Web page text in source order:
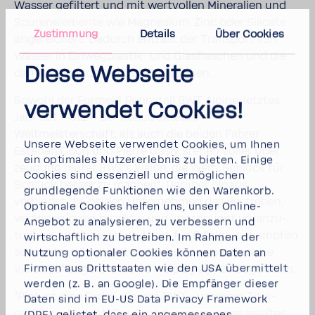
Zustimmung Details Über Cookies
Diese Webseite
verwendet Cookies!
Unsere Webseite verwendet Cookies, um Ihnen
ein optimales Nutzererlebnis zu bieten. Einige
Cookies sind essenziell und ermöglichen
grundlegende Funktionen wie den Warenkorb.
Optionale Cookies helfen uns, unser Online-
Angebot zu analysieren, zu verbessern und
wirtschaftlich zu betreiben. Im Rahmen der
Nutzung optionaler Cookies können Daten an
Firmen aus Drittstaaten wie den USA übermittelt
werden (z. B. an Google). Die Empfänger dieser
Daten sind im EU-US Data Privacy Framework
Wasser gefil­tert und mit wert­vollen Mine­ra­lien und
ange­rei­chert. Dadurch entfällt der Trans­port von
Wasser in Einwegplastik-​ und Glas­fla­schen und die
damit verbun­denen CO2 Emis­sionen.
Sowohl der Formel 1 Renn­stall BWT Alpine, letztes
Jahr auf Platz 4 der Konstrukteurs-​
Esteban Ocon und Pierre Gasly stehen voller Über­
zeu­gung hinter BWT’s Vision, die Welt „Schluck für
Schluck besser zu machen“. Darüber hinaus
verbindet die beiden Unter­nehmen das Bestreben,
Verän­de­rungen proaktiv und konse­quent voran­zu­
treiben, ausdau­ernd und hart für Erfolge zu kämpfen
sowie Menschen welt­weit für diese gemein­same
Vision „Change the World – sip by sip“ zu begeis­tern.
"Pink ist eine Farbe, die von BWT - unserem Titel­